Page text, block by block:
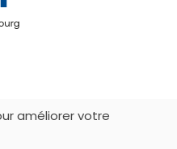
améliorer votre